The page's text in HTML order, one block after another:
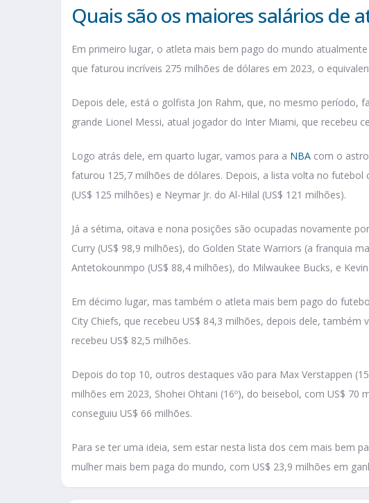
Quais são os maiores salários de
Em primeiro lugar, o atleta mais bem pago do mundo atualmente
que faturou incríveis 275 milhões de dólares em 2023, o
Depois dele, está o golfista Jon Rahm, que, no mesmo período,
grande Lionel Messi, atual jogador do Inter Miami, que recebeu
Logo atrás dele, em quarto lugar, vamos para a NBA com o
faturou 125,7 milhões de dólares. Depois, a lista volta no futebol
(US$ 125 milhões) e Neymar Jr. do Al-Hilal (US$ 121 milhões).
Já a sétima, oitava e nona posições são ocupadas novamente
Curry (US$ 98,9 milhões), do Golden State Warriors (a franquia
Antetokounmpo (US$ 88,4 milhões), do Milwaukee Bucks, e
Em décimo lugar, mas também o atleta mais bem pago do
City Chiefs, que recebeu US$ 84,3 milhões, depois dele, também
recebeu US$ 82,5 milhões.
Depois do top 10, outros destaques vão para Max Verstappen
milhões em 2023, Shohei Ohtani (16º), do beisebol, com US$ 70
conseguiu US$ 66 milhões.
Para se ter uma ideia, sem estar nesta lista dos cem mais bem
mulher mais bem paga do mundo, com US$ 23,9 milhões em